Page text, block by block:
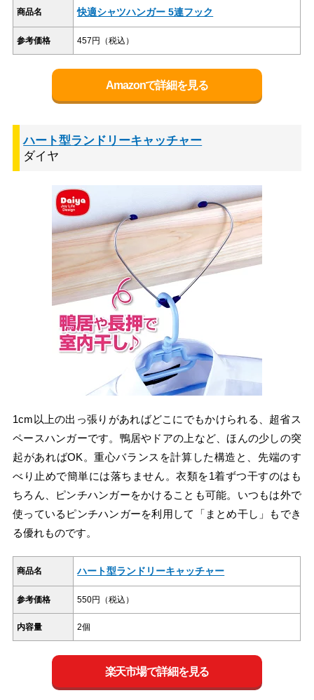
商品名 快適シャツハンガー 5連フック
参考価格 457円（税込）
Amazonで詳細を見る
ハート型ランドリーキャッチャー
ダイヤ
1cm以上の出っ張りがあればどこにでもかけられる、超省ス
ペースハンガーです。鴨居やドアの上など、ほんの少しの突
起があればOK。重心バランスを計算した構造と、先端のす
べり止めで簡単には落ちません。衣類を1着ずつ干すのはも
ちろん、ピンチハンガーをかけることも可能。いつもは外で
使っているピンチハンガーを利用して「まとめ干し」もでき
る優れものです。
商品名 ハート型ランドリーキャッチャー
参考価格 550円（税込）
内容量 2個
楽天市場で詳細を見る